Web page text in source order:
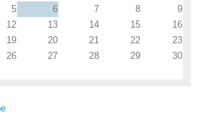
5 6 7 8
9
12 13 14 15
16
19 20 21 22
23
26 27 28 29
30